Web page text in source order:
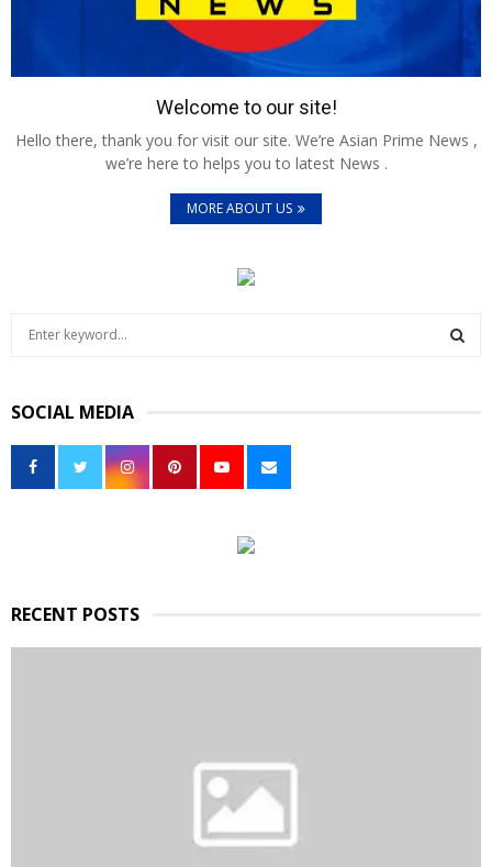
Welcome to our site!
Hello there, thank you for visit our site. We’re Asian Prime News ,
we’re here to helps you to latest News .
MORE ABOUT US
c
h
o
SOCIAL MEDIA
RECENT POSTS